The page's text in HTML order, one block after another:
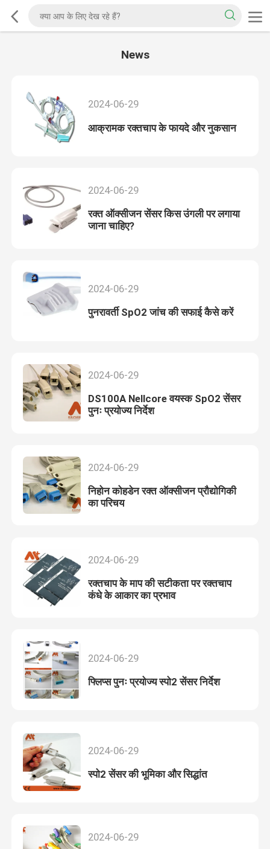
News
2024-06-29
आक्रामक रक्तचाप के फायदे और नुकसान
2024-06-29
रक्त ऑक्सीजन सेंसर किस उंगली पर लगाया
जाना चाहिए?
2024-06-29
पुनरावर्ती SpO2 जांच की सफाई कैसे करें
2024-06-29
DS100A Nellcore वयस्क SpO2 सेंसर
पुनः प्रयोज्य निर्देश
2024-06-29
निहोन कोहडेन रक्त ऑक्सीजन प्रौद्योगिकी
का परिचय
2024-06-29
रक्तचाप के माप की सटीकता पर रक्तचाप
कंधे के आकार का प्रभाव
2024-06-29
फ्लिप्स पुनः प्रयोज्य स्पो2 सेंसर निर्देश
2024-06-29
स्पो2 सेंसर की भूमिका और सिद्धांत
2024-06-29